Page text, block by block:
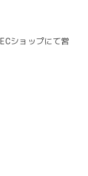
ショップにて営